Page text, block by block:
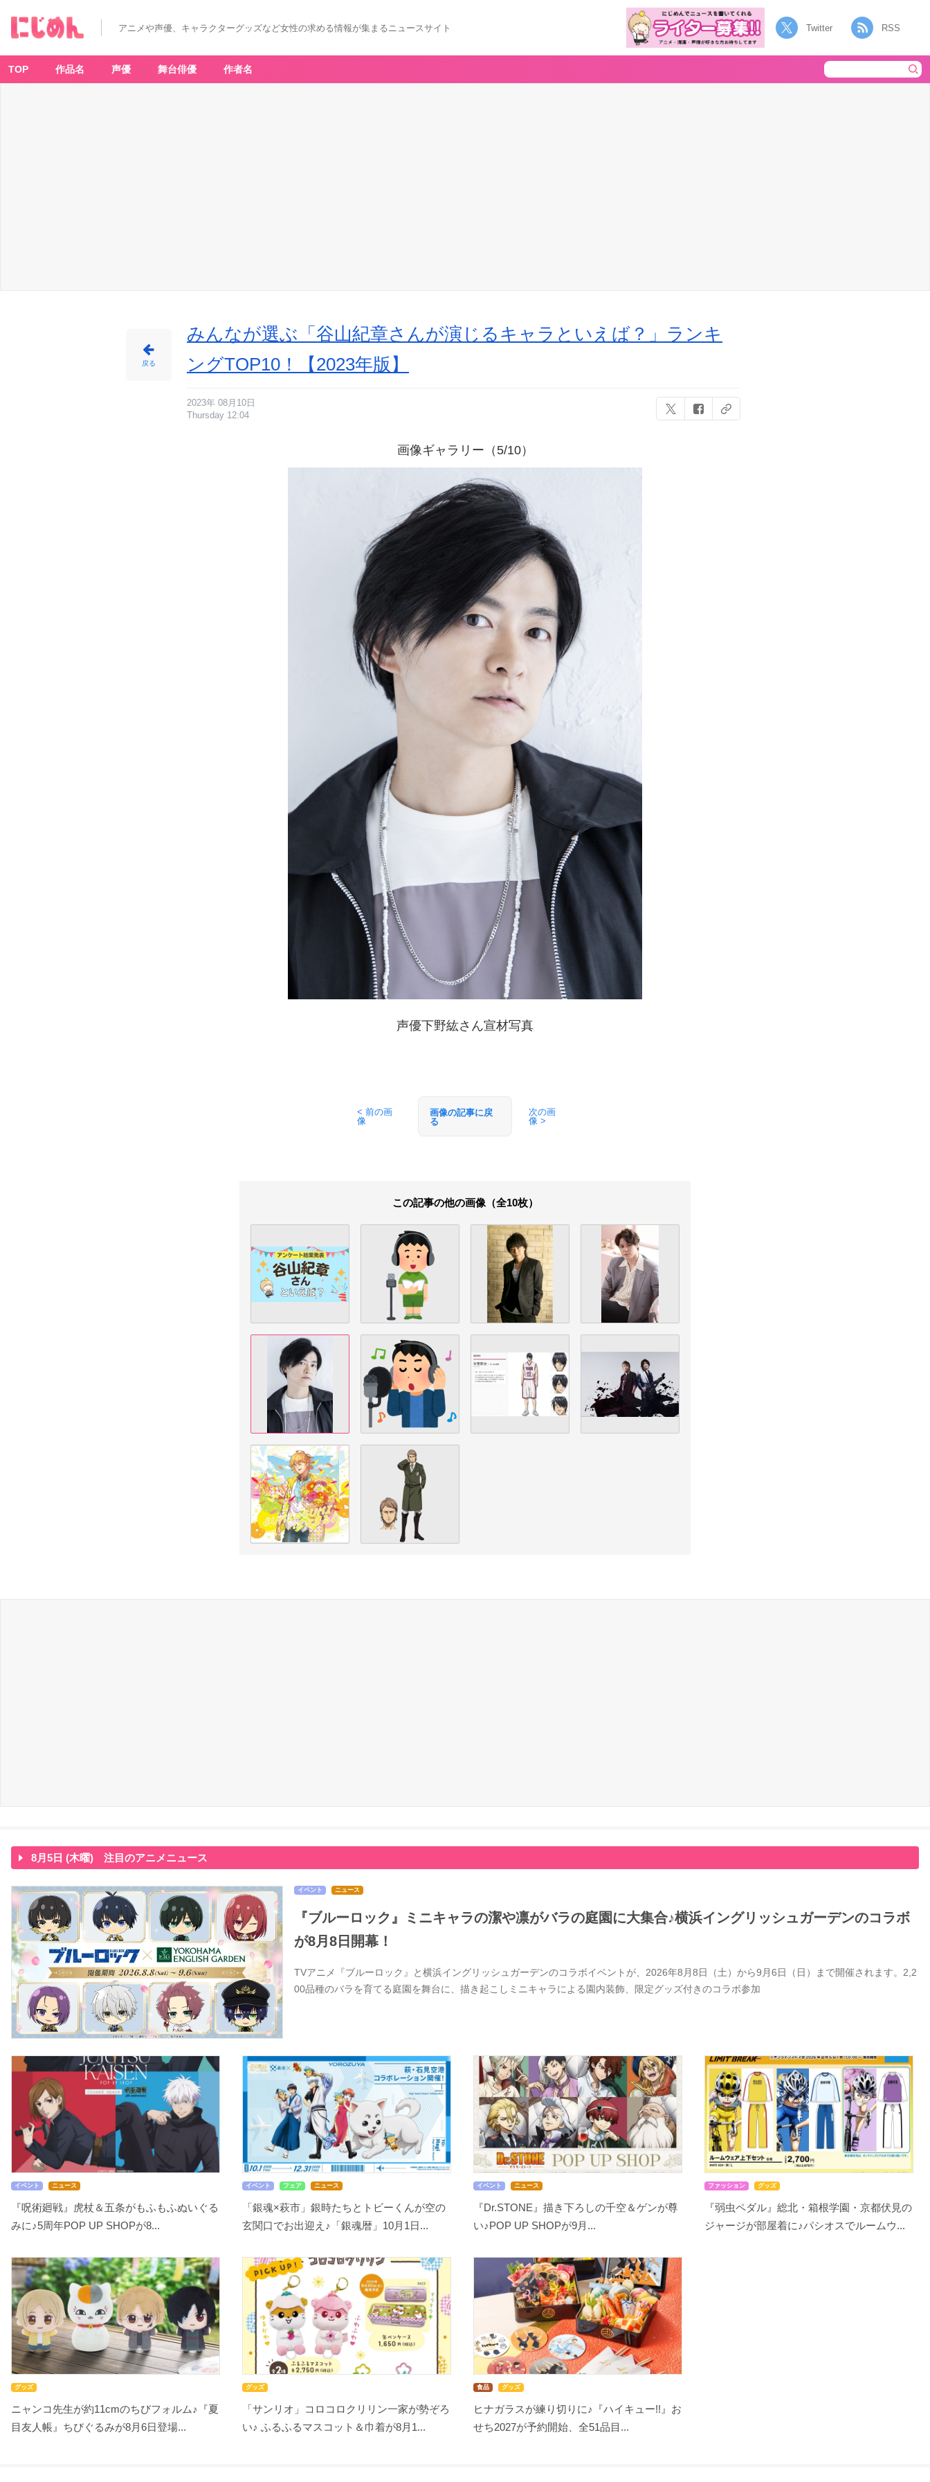
ん
材
写
真
アニメや声優、キャラクターグッズなど女性の求める情報が集まるニュースサイト Twitter RSS
TOP 作品名 声優 舞台俳優 作者名
戻る
みんなが選ぶ「谷山紀章さんが演じるキャラといえば？」ランキ
ングTOP10！【2023年版】
2023年 08月10日
Thursday 12:04
画像ギャラリー（5/10）
声優下野紘さん宣材写真
< 前の画
像
画像の記事に戻
る
次の画
像 >
この記事の他の画像（全10枚）
8月5日 (木曜) 注目のアニメニュース
イベント ニュース
『ブルーロック』ミニキャラの潔や凛がバラの庭園に大集合♪横浜イングリッシュガーデンのコラボ
が8月8日開幕！
TVアニメ『ブルーロック』と横浜イングリッシュガーデンのコラボイベントが、2026年8月8日（土）から9月6日（日）まで開催されます。2,2
00品種のバラを育てる庭園を舞台に、描き起こしミニキャラによる園内装飾、限定グッズ付きのコラボ参加
イベント ニュース
『呪術廻戦』虎杖＆五条がもふもふぬいぐる
みに♪5周年POP UP SHOPが8...
イベント フェア ニュース
「銀魂×萩市」銀時たちとトビーくんが空の
玄関口でお出迎え♪「銀魂暦」10月1日...
イベント ニュース
『Dr.STONE』描き下ろしの千空＆ゲンが尊
い♪POP UP SHOPが9月...
ファッション グッズ
『弱虫ペダル』総北・箱根学園・京都伏見の
ジャージが部屋着に♪パシオスでルームウ...
グッズ
ニャンコ先生が約11cmのちびフォルム♪『夏
目友人帳』ちびぐるみが8月6日登場...
グッズ
「サンリオ」コロコロクリリン一家が勢ぞろ
い♪ ふるふるマスコット＆巾着が8月1...
食品 グッズ
ヒナガラスが練り切りに♪『ハイキュー!!』お
せち2027が予約開始、全51品目...